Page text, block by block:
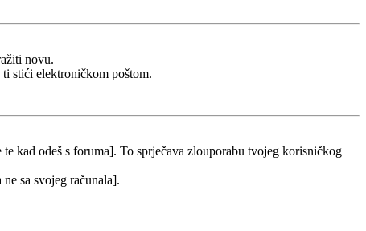
novu.
stići elektroničkom poštom.
kad odeš s foruma]. To sprječava zlouporabu tvojeg korisničkog
sa svojeg računala].